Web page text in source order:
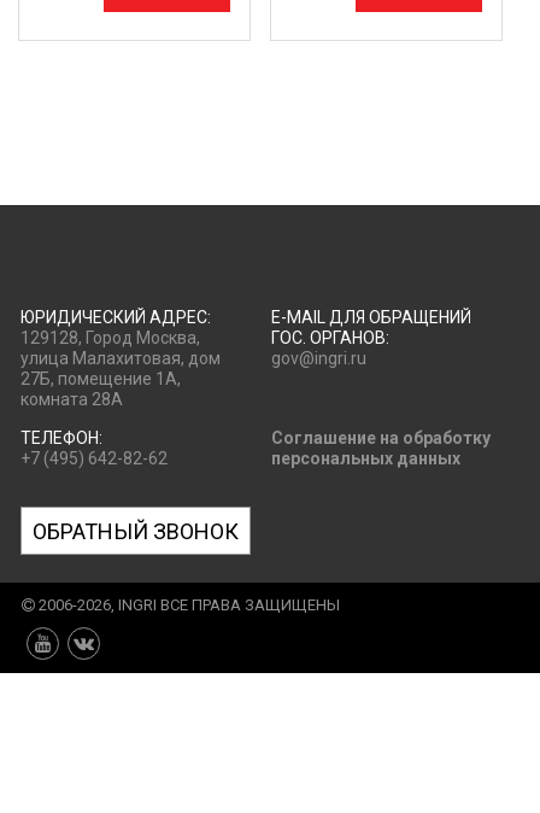
ЮРИДИЧЕСКИЙ АДРЕС:
129128, Город Москва,
улица Малахитовая, дом
27Б, помещение 1А,
комната 28А
E-MAIL ДЛЯ ОБРАЩЕНИЙ
ГОС. ОРГАНОВ:
gov@ingri.ru
ТЕЛЕФОН:
+7 (495) 642-82-62
Соглашение на обработку
персональных данных
ОБРАТНЫЙ ЗВОНОК
2006-2026, INGRI ВСЕ ПРАВА ЗАЩИЩЕНЫ